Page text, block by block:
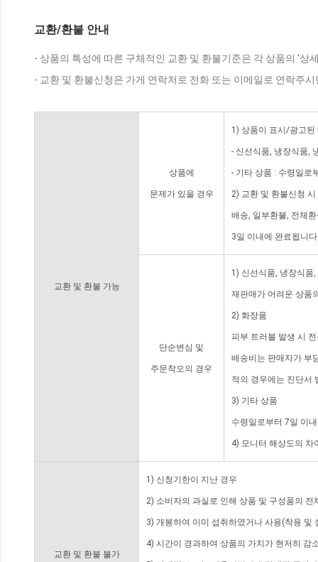
교환/환불 안내
- 상품의 특성에 따른 구체적인 교환 및 환불기준은 각 상품의 '상
- 교환 및 환불신청은 가게 연락처로 전화 또는 이메일로 연락주
교환 및 환불 가능
상품에
문제가 있을 경우
1) 상품이 표시/광고된
- 신선식품, 냉장식품,
- 기타 상품 : 수령일로
2) 교환 및 환불신청
배송, 일부환불, 전체
3일 이내에 완료됩니
단순변심 및
주문착오의 경우
1) 신선식품, 냉장식품
재판매가 어려운 상품
2) 화장품
피부 트러블 발생 시
배송비는 판매자가 부
적의 경우에는 진단서
3) 기타 상품
수령일로부터 7일 이
4) 모니터 해상도의 차
교환 및 환불 불가
1) 신청기한이 지난 경우
2) 소비자의 과실로 인해 상품 및 구성품의
3) 개봉하여 이미 섭취하였거나 사용(착용 및
4) 시간이 경과하여 상품의 가치가 현저히 감